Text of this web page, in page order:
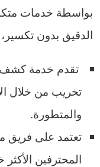
بواسطة خدمات
الدقيق بدون
تقدم خدمة كشف
تخريب من خلال
والمتطورة.
تعتمد على فريق
المحترفين